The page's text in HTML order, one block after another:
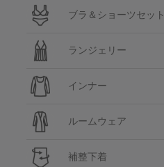
ブラ＆ショーツセット
ランジェリー
インナー
ルームウェア
補整下着